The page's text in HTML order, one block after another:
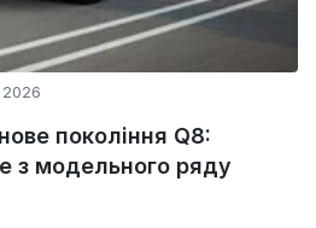
покоління Q8:
з модельного ряду